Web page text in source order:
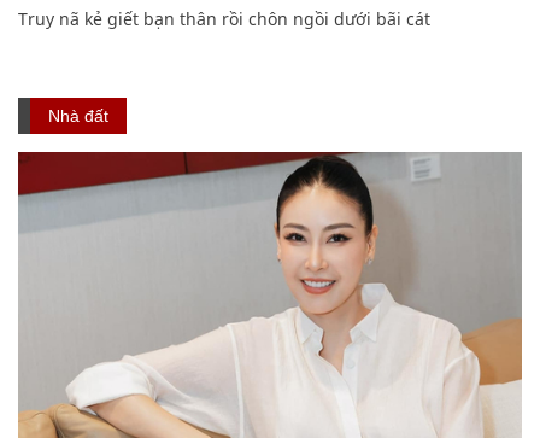
Truy nã kẻ giết bạn thân rồi chôn ngồi dưới bãi cát
Nhà đất